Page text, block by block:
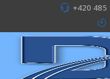
+420 485